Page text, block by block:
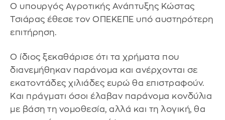
Ο υπουργός Αγροτικής Ανάπτυξης Κώστας
Τσιάρας έθεσε τον ΟΠΕΚΕΠΕ υπό αυστηρότερη
επιτήρηση.
Ο ίδιος ξεκαθάρισε ότι τα χρήματα που
διανεμήθηκαν παράνομα και ανέρχονται σε
εκατοντάδες χιλιάδες ευρώ θα επιστραφούν.
Και πράγματι όσοι έλαβαν παράνομα κονδύλια
με βάση τη νομοθεσία, αλλά και τη λογική, θα